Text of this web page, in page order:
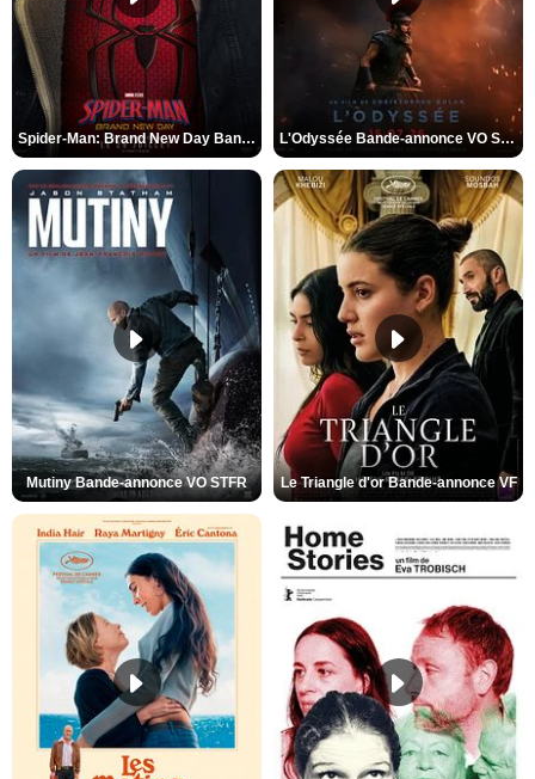
Spider-Man: Brand New Day Bande-annonce VO STFR L'Odyssée Bande-annonce VO STFR
Mutiny Bande-annonce VO STFR Le Triangle d'or Bande-annonce VF